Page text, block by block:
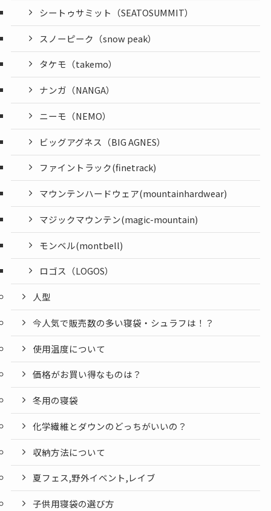
シートゥサミット（SEATOSUMMIT）
スノーピーク（snow peak）
タケモ（takemo）
ナンガ（NANGA）
ニーモ（NEMO）
ビッグアグネス（BIG AGNES）
ファイントラック(finetrack)
マウンテンハードウェア(mountainhardwear)
マジックマウンテン(magic-mountain)
モンベル(montbell)
ロゴス（LOGOS）
人型
今人気で販売数の多い寝袋・シュラフは！？
使用温度について
価格がお買い得なものは？
冬用の寝袋
化学繊維とダウンのどっちがいいの？
収納方法について
夏フェス,野外イベント,レイブ
子供用寝袋の選び方